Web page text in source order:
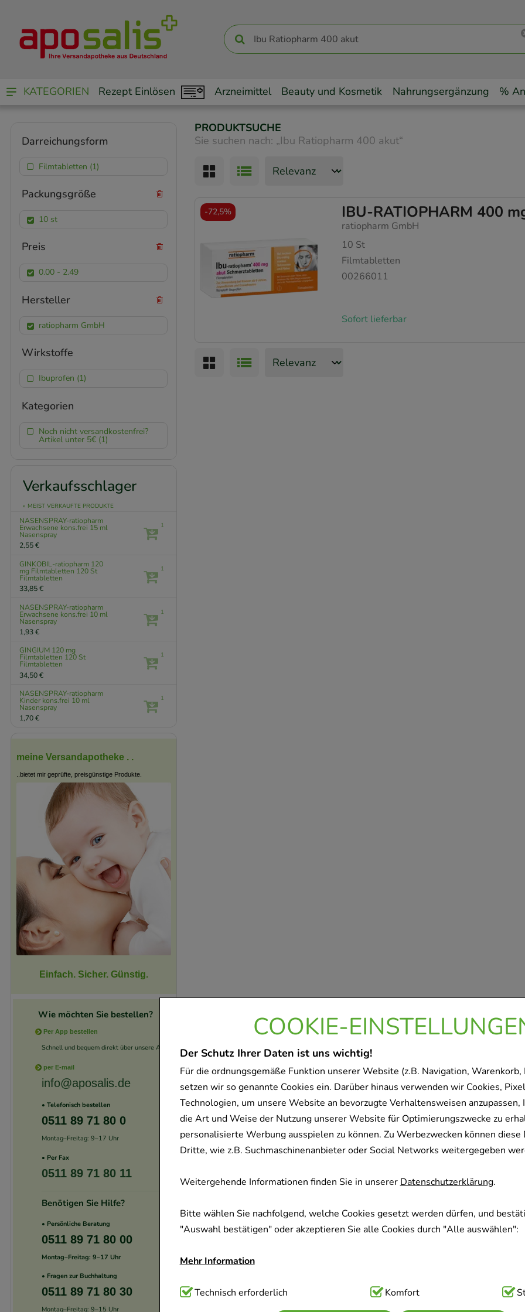
COOKIE-
Der Schutz Ihrer Daten ist uns wichtig!
Für die ordnungsgemäße Funktion unserer Website (z.B. Navigation, Warenkorb,
setzen wir so genannte Cookies ein. Darüber hinaus verwenden wir Cookies,
Technologien, um unsere Website an bevorzugte Verhaltensweisen anzupassen,
die Art und Weise der Nutzung unserer Website für Optimierungszwecke zu
personalisierte Werbung ausspielen zu können. Zu Werbezwecken können diese
Dritte, wie z.B. Suchmaschinenanbieter oder Social Networks weitergegeben
Weitergehende Informationen finden Sie in unsererDatenschutzerklärung.
Bitte wählen Sie nachfolgend, welche Cookies gesetzt werden dürfen, und
"Auswahl bestätigen" oder akzeptieren Sie alle Cookies durch "Alle auswählen":
Mehr Information
Technisch Notwendig:Hierbei handelt es sich um Cookies, die für die
Website notwendig sind (z.B. Navigation, Warenkorb, Kundenkonto), weshalb
Technisch erforderlich Komfort
KATEGORIEN Rezept Einlösen Arzneimittel Beauty und Kosmetik Nahrungsergänzung %
PRODUKTSUCHE
Sie suchen nach: „Ibu Ratiopharm 400 akut“
IBU-RATIOPHARM 400
ratiopharm GmbH
10 St
Filmtabletten
00266011
Sofort lieferbar
-72,5%
Darreichungsform
Filmtabletten (1)
Packungsgröße
10 st
Preis
0.00 - 2.49
Hersteller
ratiopharm GmbH
Wirkstoffe
Ibuprofen (1)
Kategorien
Noch nicht versandkostenfrei?
Artikel unter 5€ (1)
Verkaufsschlager
» MEIST VERKAUFTE PRODUKTE
NASENSPRAY-ratiopharm
Erwachsene kons.frei 15 ml
Nasenspray
2,55 €
1
GINKOBIL-ratiopharm 120
mg Filmtabletten 120 St
Filmtabletten
33,85 €
1
NASENSPRAY-ratiopharm
Erwachsene kons.frei 10 ml
Nasenspray
1,93 €
1
GINGIUM 120 mg
Filmtabletten 120 St
Filmtabletten
34,50 €
1
NASENSPRAY-ratiopharm
Kinder kons.frei 10 ml
Nasenspray
1,70 €
1
meine Versandapotheke . .
..bietet mir geprüfte, preisgünstige Produkte.
Einfach. Sicher. Günstig.
Wie möchten Sie bestellen?
Per App bestellen
Schnell und bequem direkt über unsere App.
per E-mail
info@aposalis.de
• Telefonisch bestellen
0511 89 71 80 0
Montag–Freitag: 9–17 Uhr
• Per Fax
0511 89 71 80 11
Benötigen Sie Hilfe?
• Persönliche Beratung
0511 89 71 80 00
Montag–Freitag: 9–17 Uhr
• Fragen zur Buchhaltung
0511 89 71 80 30
Montag–Freitag: 9–15 Uhr